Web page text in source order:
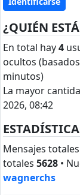
¿QUIÉN
En total hay4
ocultos
minutos)
La mayor
2026, 08:42
Mensajes totales
totales 5628 •
wagnerchs